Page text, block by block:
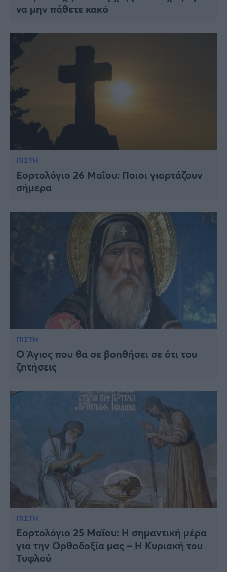
να μην πάθετε κακó
ΠΙΣΤΗ
Εορτολόγιο 26 Μαΐου: Ποιοι γιορτάζουν
σήμερα
ΠΙΣΤΗ
Ο Άγıος που θα σε βοnθήσει σε ότι του
ζnτήσεις
ΠΙΣΤΗ
Εορτολόγιο 25 Μαΐου: Η σημαντική μέρα
για την Ορθοδοξία μας – Η Κυριακή του
Τυφλού